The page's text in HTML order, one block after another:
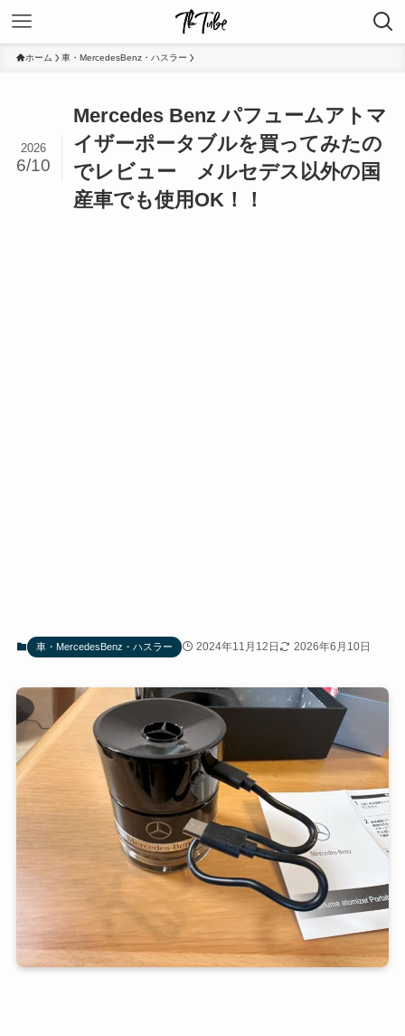
ホーム 車・MercedesBenz・ハスラー
Mercedes Benz パフュームアトマ
イザーポータブルを買ってみたの
でレビュー メルセデス以外の国
産車でも使用OK！！
2026
6/10
車・MercedesBenz・ハスラー 2024年11月12日 2026年6月10日